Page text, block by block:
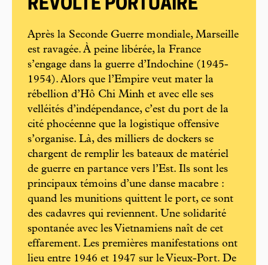
RÉVOLTE PORTUAIRE
Après la Seconde Guerre mondiale, Marseille
est ravagée. À peine libérée, la France
s’engage dans la guerre d’Indochine (1945-
1954). Alors que l’Empire veut mater la
rébellion d’Hô Chi Minh et avec elle ses
velléités d’indépendance, c’est du port de la
cité phocéenne que la logistique offensive
s’organise. Là, des milliers de dockers se
chargent de remplir les bateaux de matériel
de guerre en partance vers l’Est. Ils sont les
principaux témoins d’une danse macabre :
quand les munitions quittent le port, ce sont
des cadavres qui reviennent. Une solidarité
spontanée avec les Vietnamiens naît de cet
effarement. Les premières manifestations ont
lieu entre 1946 et 1947 sur le Vieux-Port. De